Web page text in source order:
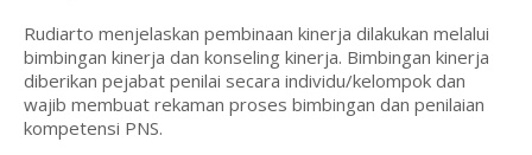
Rudiarto menjelaskan pembinaan kinerja dilakukan melalui
bimbingan kinerja dan konseling kinerja. Bimbingan kinerja
diberikan pejabat penilai secara individu/kelompok dan
wajib membuat rekaman proses bimbingan dan penilaian
kompetensi PNS.